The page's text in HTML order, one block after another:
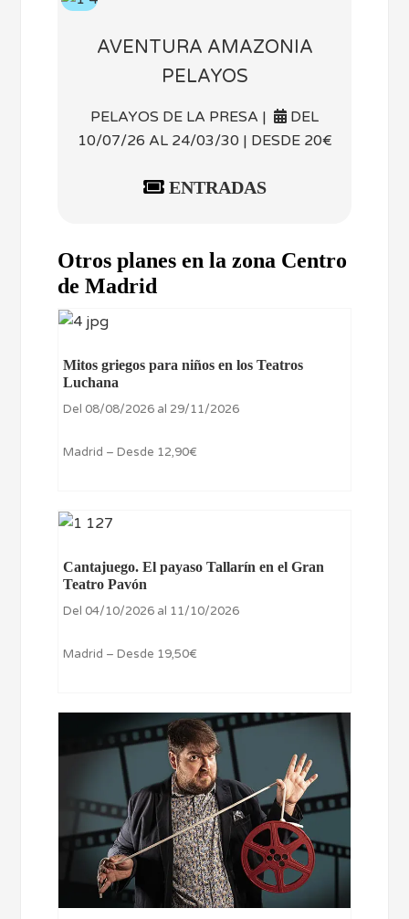
AVENTURA AMAZONIA
PELAYOS
PELAYOS DE LA PRESA |
DEL
10/07/26 AL 24/03/30 | DESDE 20€
ENTRADAS
Otros planes en la zona Centro
de Madrid
Mitos griegos para niños en los Teatros
Luchana
Del 08/08/2026 al 29/11/2026
Madrid – Desde 12,90€
Cantajuego. El payaso Tallarín en el Gran
Teatro Pavón
Del 04/10/2026 al 11/10/2026
Madrid – Desde 19,50€